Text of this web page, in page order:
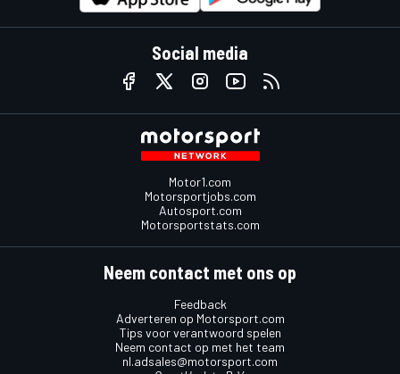
Social media
Motor1.com
Motorsportjobs.com
Autosport.com
Motorsportstats.com
Neem contact met ons op
Feedback
Adverteren op Motorsport.com
Tips voor verantwoord spelen
Neem contact op met het team
nl.adsales@motorsport.com